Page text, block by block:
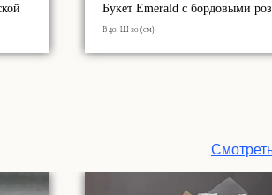
Букет Emerald с бордовыми
В 40; Ш 20 (см)